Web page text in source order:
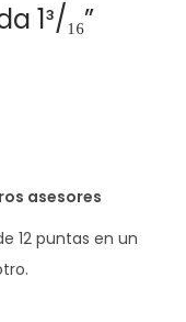
1³/₁₆”
asesores
12 puntas en un